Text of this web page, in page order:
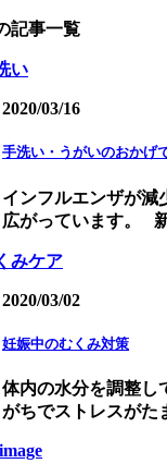
記事一覧
2020/03/16
手洗い・うがいのおかげ
インフルエンザが減
広がっています。
2020/03/02
妊娠中のむくみ対策
体内の水分を調整し
がちでストレスが